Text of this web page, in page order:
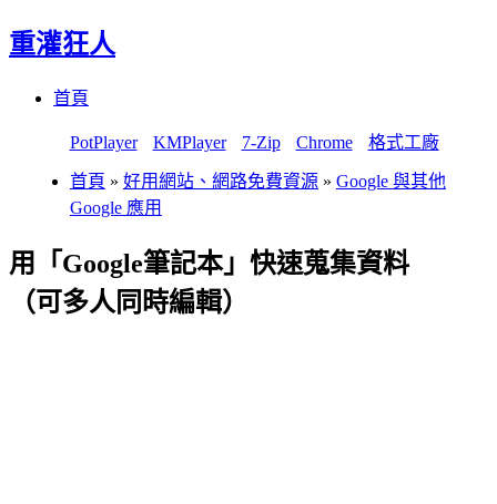
重灌狂人
首頁
PotPlayer KMPlayer 7-Zip Chrome 格式工廠
首頁 » 好用網站、網路免費資源 » Google 與其他
Google 應用
用「Google筆記本」快速蒐集資料
（可多人同時編輯）